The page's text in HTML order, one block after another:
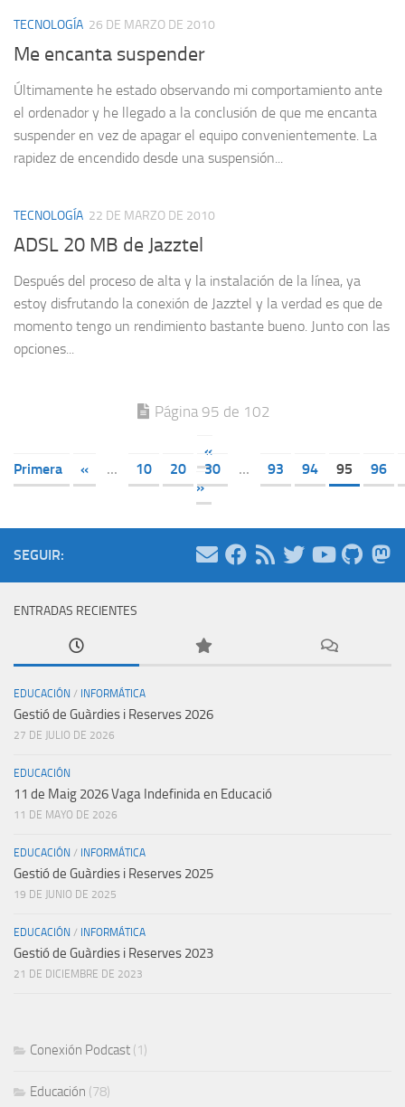
TECNOLOGÍA 26 DE MARZO DE 2010
Me encanta suspender
Últimamente he estado observando mi comportamiento ante
el ordenador y he llegado a la conclusión de que me encanta
suspender en vez de apagar el equipo convenientemente. La
rapidez de encendido desde una suspensión...
TECNOLOGÍA 22 DE MARZO DE 2010
ADSL 20 MB de Jazztel
Después del proceso de alta y la instalación de la línea, ya
estoy disfrutando la conexión de Jazztel y la verdad es que de
momento tengo un rendimiento bastante bueno. Junto con las
opciones...
Página 95 de 102
«
Primera
« ... 10 20 30 ... 93 94 95
96
»
SEGUIR:
ENTRADAS RECIENTES
EDUCACIÓN / INFORMÁTICA
Gestió de Guàrdies i Reserves 2026
27 DE JULIO DE 2026
EDUCACIÓN
11 de Maig 2026 Vaga Indefinida en Educació
11 DE MAYO DE 2026
EDUCACIÓN / INFORMÁTICA
Gestió de Guàrdies i Reserves 2025
19 DE JUNIO DE 2025
EDUCACIÓN / INFORMÁTICA
Gestió de Guàrdies i Reserves 2023
21 DE DICIEMBRE DE 2023
Conexión Podcast (1)
Educación (78)